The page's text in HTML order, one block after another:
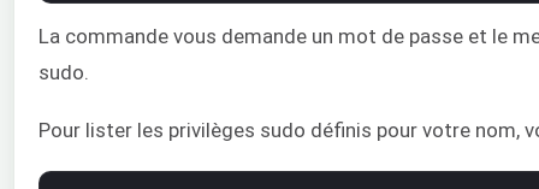
La commande vous demande un mot de passe et le
sudo.
Pour lister les privilèges sudo définis pour votre nom,